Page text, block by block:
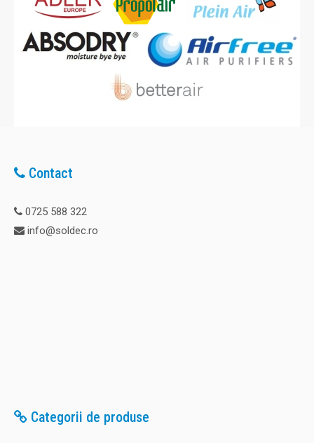
Contact
0725 588 322
info@soldec.ro
Categorii de produse